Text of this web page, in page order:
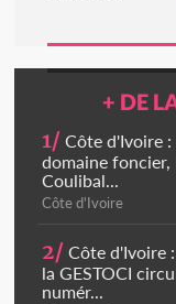
+ DE
1/ Côte d'Ivoire :
domaine foncier,
Coulibal...
Côte d'Ivoire
2/ Côte d'Ivoire
la GESTOCI
numér...